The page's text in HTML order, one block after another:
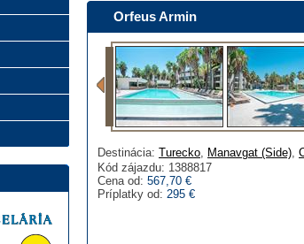
Orfeus Armin
Destinácia: Turecko, Manavgat (Side),
Kód zájazdu: 1388817
Cena od: 567,70 €
Príplatky od: 295 €